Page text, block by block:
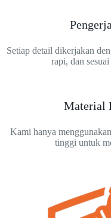
Setiap detail dikerjakan
rapi, dan
Material
Kami hanya
tinggi untuk